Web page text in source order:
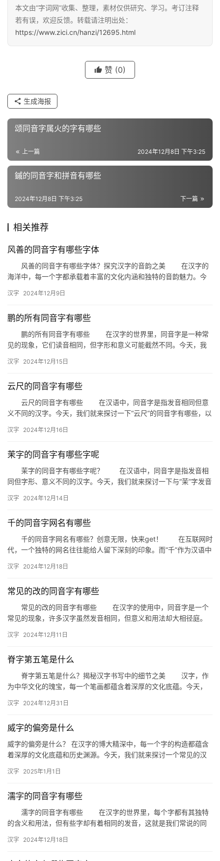
汉
字
反
义
词
近
义
组
词
拼
音
本文由“字词网”收集、整理，素材仅供研究、学习。考订注释
若有误，欢迎反馈。转载请注明出处：
https://www.zici.cn/hanzi/12695.html
赞 (0)
生成海报
颂同音字属火的字有哪些
上一篇 2024年12月8日 下午3:25
鏚的同音字和拼音有哪些
下一篇
2024年12月8日 下午3:25
相关推荐
风善的同音字有哪些字体
风善的同音字有哪些字体？探究汉字的音韵之美 在汉字的
海洋中，每一个字都承载着丰富的文化内涵和独特的音韵魅力。今
感…
汉字 2024年12月9日
鹏的所有同音字有哪些
鹏的所有同音字有哪些 在汉字的世界里，同音字是一种常
见的现象，它们读音相同，但字形和意义可能截然不同。今天，我
意…
汉字 2024年12月15日
云尺的同音字有哪些
云尺的同音字有哪些 在汉语中，同音字是指发音相同但意
义不同的汉字。今天，我们就来探讨一下“云尺”的同音字有哪些，以
汉字 2024年12月16日
茉字的同音字有哪些字呢
茉字的同音字有哪些字呢？ 在汉语中，同音字是指发音相
同但字形、意义不同的汉字。今天，我们就来探讨一下与“茉”字发音
汉字 2024年12月14日
千的同音字网名有哪些
千的同音字网名有哪些？创意无限，快来get！ 在互联网时
代，一个独特的网名往往能给人留下深刻的印象。而“千”作为汉语中
汉字 2024年12月18日
常见的改的同音字有哪些
常见的改的同音字有哪些 在汉字的使用中，同音字是一个
常见的现象，许多汉字虽然发音相同，但意义和用法却大相径庭。
它…
汉字 2024年12月11日
脊字第五笔是什么
脊字第五笔是什么？揭秘汉字书写中的细节之美 汉字，作
为中华文化的瑰宝，每一个笔画都蕴含着深厚的文化底蕴。今天，
汉字…
汉字 2024年12月31日
威字的偏旁是什么
威字的偏旁是什么？ 在汉字的博大精深中，每一个字的构造都蕴含
着深厚的文化底蕴和历史渊源。今天，我们就来探讨一个常见的汉
字…
汉字 2025年1月1日
濡字的同音字有哪些
濡字的同音字有哪些 在汉字的世界里，每个字都有其独特
的含义和用法，但有些字却有着相同的发音，这就是我们常说的同
在…
汉字 2024年12月18日